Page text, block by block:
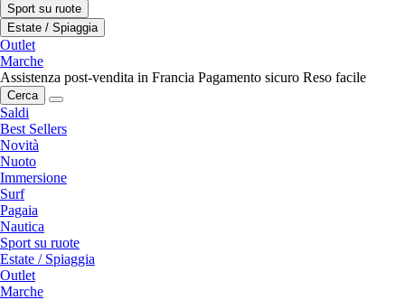
Sport su ruote
Estate / Spiaggia
Outlet
Marche
Assistenza post-vendita in Francia Pagamento sicuro Reso facile
Cerca
Saldi
Best Sellers
Novità
Nuoto
Immersione
Surf
Pagaia
Nautica
Sport su ruote
Estate / Spiaggia
Outlet
Marche